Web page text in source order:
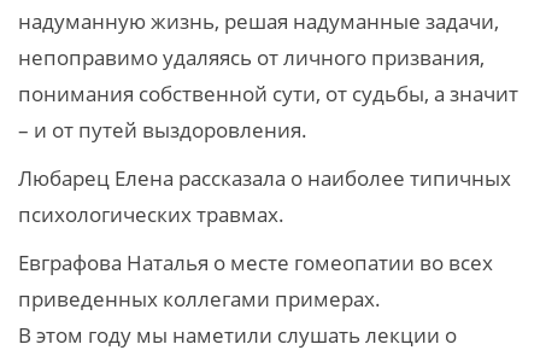
надуманную жизнь, решая надуманные задачи,
непоправимо удаляясь от личного призвания,
понимания собственной сути, от судьбы, а знaчит
– и от путей выздоровления.
Любарец Елена рассказала о наиболее типичных
психологических травмах.
Евграфова Наталья о месте гомеопатии во всех
приведенных коллегами примерах.
В этом году мы наметили слушать лекции о